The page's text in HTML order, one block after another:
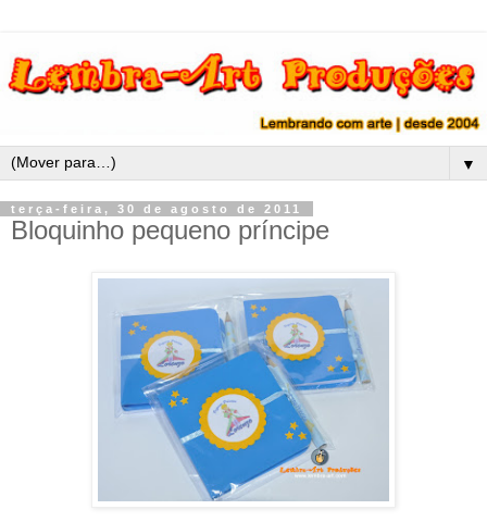
▼
terça-feira, 30 de agosto de 2011
Bloquinho pequeno príncipe